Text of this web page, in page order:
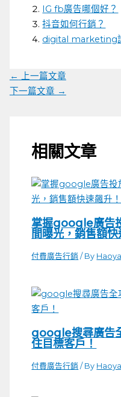
IG fb廣告哪個好？
抖音如何行銷？
digital marketing
←
上一篇文章
下一篇文章 →
相關文章
掌握google廣告
間曝光，銷售額快
付費廣告行銷 / By Haoya
google搜尋廣告
住目標客戶！
付費廣告行銷 / By Haoya